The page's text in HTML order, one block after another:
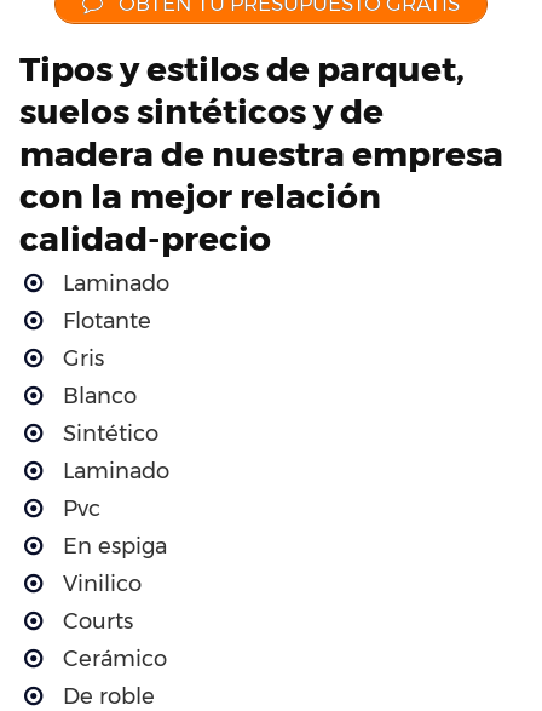
Tipos y estilos de parquet,
suelos sintéticos y de
madera de nuestra empresa
con la mejor relación
calidad-precio
Laminado
Flotante
Gris
Blanco
Sintético
Laminado
Pvc
En espiga
Vinilico
Courts
Cerámico
De roble